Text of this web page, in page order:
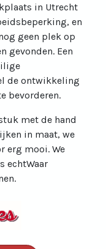
in Utrecht
en
geen plek op
gevonden. Een
de ontwikkeling
bevorderen.
met de hand
in maat, we
erg mooi. We
echtWaar